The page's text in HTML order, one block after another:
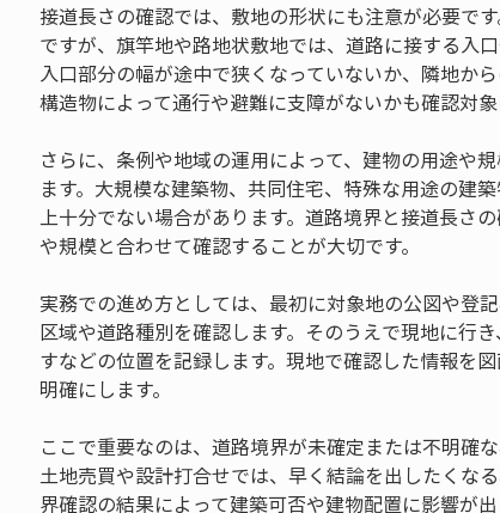
接道長さの確認では、敷地の形状にも注意が必要で
ですが、旗竿地や路地状敷地では、道路に接する入
入口部分の幅が途中で狭くなっていないか、隣地か
構造物によって通行や避難に支障がないかも確認対象
さらに、条例や地域の運用によって、建物の用途や
ます。大規模な建築物、共同住宅、特殊な用途の建
上十分でない場合があります。道路境界と接道長さ
や規模と合わせて確認することが大切です。
実務での進め方としては、最初に対象地の公図や登
区域や道路種別を確認します。そのうえで現地に行
すなどの位置を記録します。現地で確認した情報を
明確にします。
ここで重要なのは、道路境界が未確定または不明確
土地売買や設計打合せでは、早く結論を出したくな
界確認の結果によって建築可否や建物配置に影響が